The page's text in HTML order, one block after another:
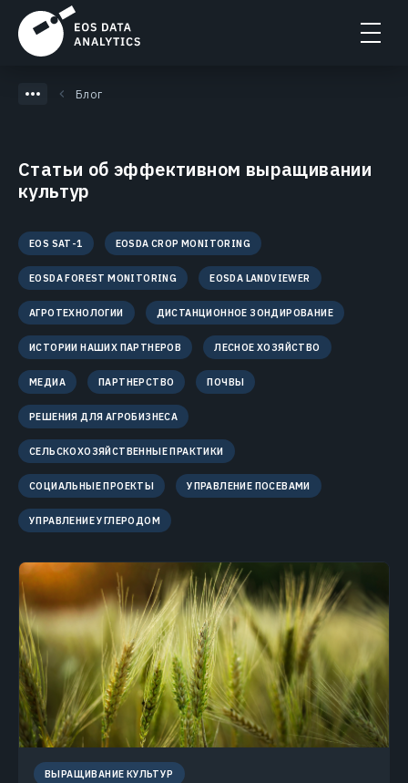
Блог
Статьи об эффективном выращивании
культур
EOS SAT-1 EOSDA CROP MONITORING
EOSDA FOREST MONITORING EOSDA LANDVIEWER
АГРОТЕХНОЛОГИИ ДИСТАНЦИОННОЕ ЗОНДИРОВАНИЕ
ИСТОРИИ НАШИХ ПАРТНЕРОВ ЛЕСНОЕ ХОЗЯЙСТВО
МЕДИА ПАРТНЕРСТВО ПОЧВЫ
РЕШЕНИЯ ДЛЯ АГРОБИЗНЕСА
СЕЛЬСКОХОЗЯЙСТВЕННЫЕ ПРАКТИКИ
СОЦИАЛЬНЫЕ ПРОЕКТЫ УПРАВЛЕНИЕ ПОСЕВАМИ
УПРАВЛЕНИЕ УГЛЕРОДОМ
ВЫРАЩИВАНИЕ КУЛЬТУР